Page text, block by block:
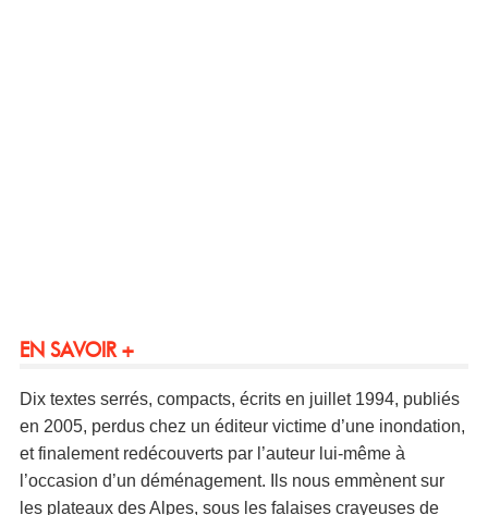
EN SAVOIR +
Dix textes serrés, compacts, écrits en juillet 1994, publiés
en 2005, perdus chez un éditeur victime d’une inondation,
et finalement redécouverts par l’auteur lui-même à
l’occasion d’un déménagement. Ils nous emmènent sur
les plateaux des Alpes, sous les falaises crayeuses de